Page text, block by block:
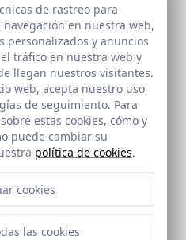
Ref: 9516_62
de rastreo para
en nuestra web,
personalizados y anuncios
tráfico en nuestra web y
llegan nuestros visitantes.
web, acepta nuestro uso
de seguimiento. Para
estas cookies, cómo y
puede cambiar su
política de cookies.
cookies
las cookies